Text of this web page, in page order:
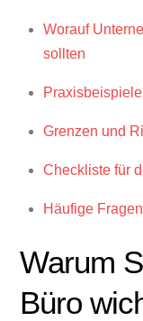
Worauf
sollten
Grenzen und
Checkliste für
Häufige Fragen
Warum
Büro